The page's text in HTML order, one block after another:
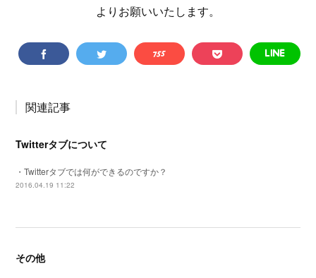
よりお願いいたします。
関連記事
Twitterタブについて
・Twitterタブでは何ができるのですか？
2016.04.19 11:22
その他